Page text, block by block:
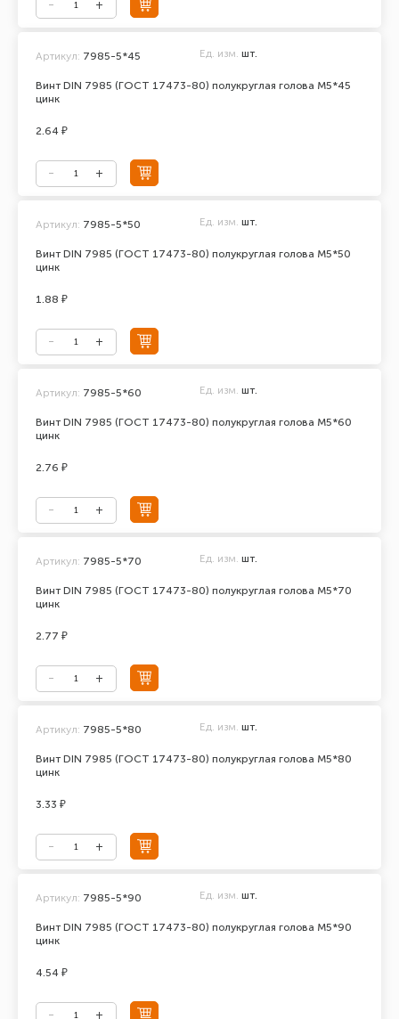
Винт DIN 7985 (ГОСТ 17473-80) полукруглая голова М5*45
цинк
Артикул: 7985-5*45 Ед. изм. шт.
2.64 ₽
Винт DIN 7985 (ГОСТ 17473-80) полукруглая голова М5*50
цинк
Артикул: 7985-5*50 Ед. изм. шт.
1.88 ₽
Винт DIN 7985 (ГОСТ 17473-80) полукруглая голова М5*60
цинк
Артикул: 7985-5*60 Ед. изм. шт.
2.76 ₽
Винт DIN 7985 (ГОСТ 17473-80) полукруглая голова М5*70
цинк
Артикул: 7985-5*70 Ед. изм. шт.
2.77 ₽
Винт DIN 7985 (ГОСТ 17473-80) полукруглая голова М5*80
цинк
Артикул: 7985-5*80 Ед. изм. шт.
3.33 ₽
Винт DIN 7985 (ГОСТ 17473-80) полукруглая голова М5*90
цинк
Артикул: 7985-5*90 Ед. изм. шт.
4.54 ₽